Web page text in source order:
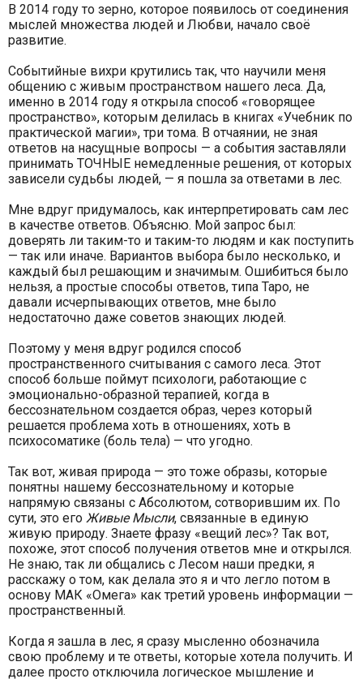
В 2014 году то зерно, которое появилось от соединения
мыслей множества людей и Любви, начало своё
развитие.
Событийные вихри крутились так, что научили меня
общению с живым пространством нашего леса. Да,
именно в 2014 году я открыла способ «говорящее
пространство», которым делилась в книгах «Учебник по
практической магии», три тома. В отчаянии, не зная
ответов на насущные вопросы — а события заставляли
принимать ТОЧНЫЕ немедленные решения, от которых
зависели судьбы людей, — я пошла за ответами в лес.
Мне вдруг придумалось, как интерпретировать сам лес
в качестве ответов. Объясню. Мой запрос был:
доверять ли таким-то и таким-то людям и как поступить
— так или иначе. Вариантов выбора было несколько, и
каждый был решающим и значимым. Ошибиться было
нельзя, а простые способы ответов, типа Таро, не
давали исчерпывающих ответов, мне было
недостаточно даже советов знающих людей.
Поэтому у меня вдруг родился способ
пространственного считывания с самого леса. Этот
способ больше поймут психологи, работающие с
эмоционально-образной терапией, когда в
бессознательном создается образ, через который
решается проблема хоть в отношениях, хоть в
психосоматике (боль тела) — что угодно.
Так вот, живая природа — это тоже образы, которые
понятны нашему бессознательному и которые
напрямую связаны с Абсолютом, сотворившим их. По
сути, это его Живые Мысли, связанные в единую
живую природу. Знаете фразу «вещий лес»? Так вот,
похоже, этот способ получения ответов мне и открылся.
Не знаю, так ли общались с Лесом наши предки, я
расскажу о том, как делала это я и что легло потом в
основу МАК «Омега» как третий уровень информации —
пространственный.
Когда я зашла в лес, я сразу мысленно обозначила
свою проблему и те ответы, которые хотела получить. И
далее просто отключила логическое мышление и